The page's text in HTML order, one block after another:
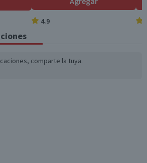
4.9
comparte la tuya.